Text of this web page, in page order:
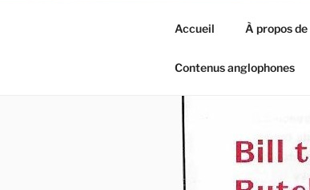
Accueil À propos de
Contenus anglophones